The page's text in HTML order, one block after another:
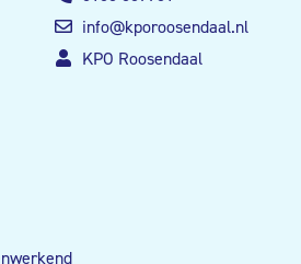
info@kporoosendaal.nl
KPO Roosendaal